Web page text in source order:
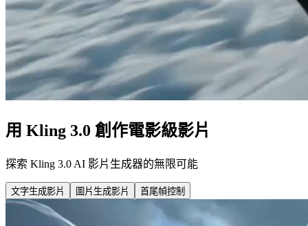
用 Kling 3.0 創作電影級影片
探索 Kling 3.0 AI 影片生成器的無限可能
文字生成影片 圖片生成影片 首尾幀控制